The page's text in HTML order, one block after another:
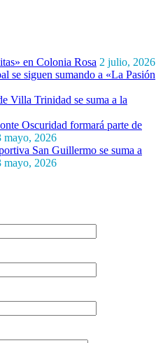
en Colonia Rosa 2 julio, 2026
se siguen sumando a «La Pasión
Villa Trinidad se suma a la
Oscuridad formará parte de
mayo, 2026
San Guillermo se suma a
mayo, 2026